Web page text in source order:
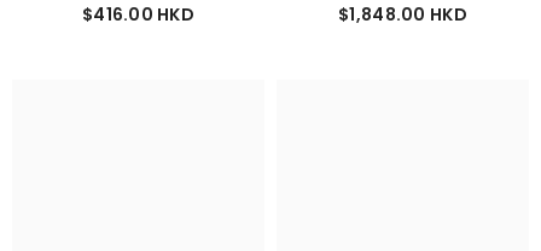
$416.00 HKD $1,848.00 HKD